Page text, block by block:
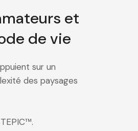
et
de vie
sur un
des paysages